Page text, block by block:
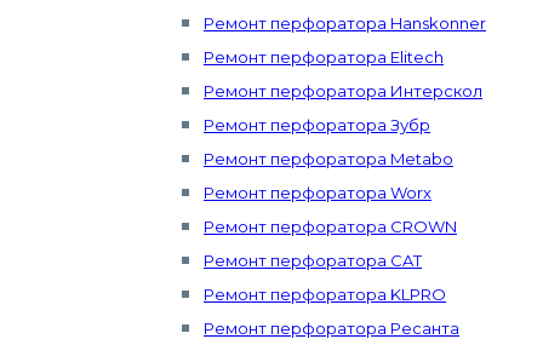
Ремонт перфоратора Hanskonner
Ремонт перфоратора Elitech
Ремонт перфоратора Интерскол
Ремонт перфоратора Зубр
Ремонт перфоратора Metabo
Ремонт перфоратора Worx
Ремонт перфоратора CROWN
Ремонт перфоратора CAT
Ремонт перфоратора KLPRO
Ремонт перфоратора Ресанта